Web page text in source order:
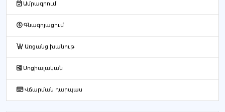
Ամրագրում
Գնագոյացում
Առցանց խանութ
Սոցիալական
Վճարման դարպաս